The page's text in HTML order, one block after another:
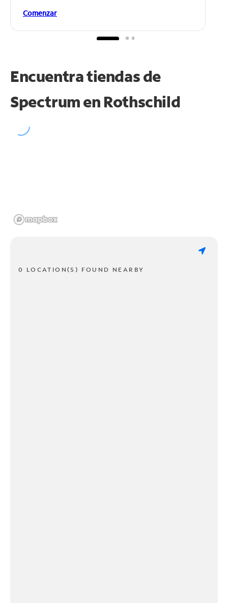
Comenzar
Encuentra tiendas de
Spectrum en Rothschild
0 LOCATION(S) FOUND NEARBY